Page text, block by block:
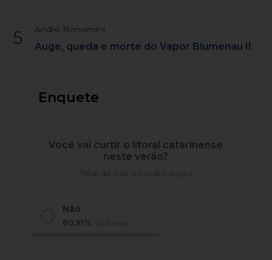
5 André Bonomini
Auge, queda e morte do Vapor Blumenau II
Enquete
Você vai curtir o litoral catarinense
neste verão?
Total de 440 votos até agora
Não
60,91% (268 votos)